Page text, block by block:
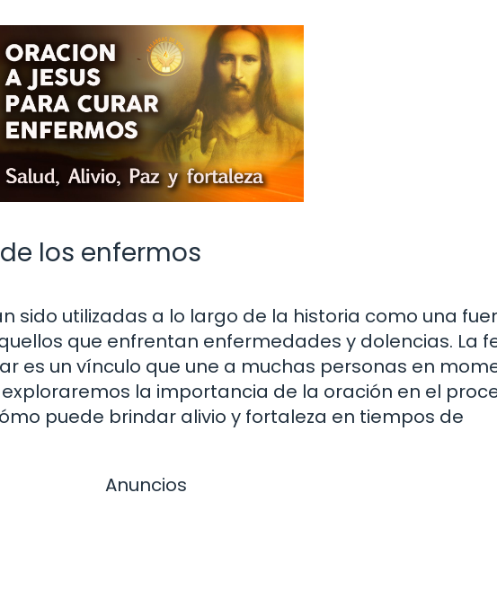
los enfermos
sido utilizadas a lo largo de la historia como una
que enfrentan enfermedades y dolencias. La
es un vínculo que une a muchas personas en
la importancia de la oración en el
puede brindar alivio y fortaleza en tiempos de
Anuncios